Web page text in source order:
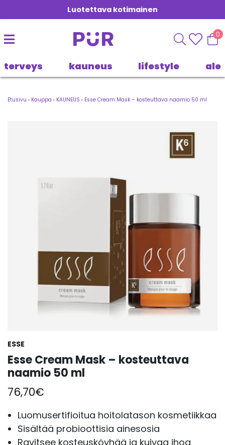
Luotettava kotimainen
0
terveys kauneus lifestyle ale
Etusivu › Kauppa › KAUNEUS › Esse Cream Mask – kosteuttava naamio 50 ml
ESSE
Esse Cream Mask – kosteuttava
naamio 50 ml
76,70€
Luomusertifioitua hoitolatason kosmetiikkaa
Sisältää probioottisia ainesosia
Ravitsee kosteusköyhää ja kuivaa ihoa